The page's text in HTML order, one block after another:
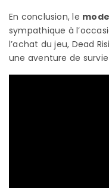
En conclusion, le
sympathique à
l’achat du jeu, Dead
une aventure de